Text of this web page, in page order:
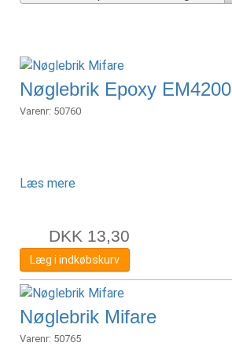
Nøglebrik Epoxy EM4200
Varenr: 50760
Læs mere
DKK 13,30
Læg i indkøbskurv
Nøglebrik Mifare
Varenr: 50765